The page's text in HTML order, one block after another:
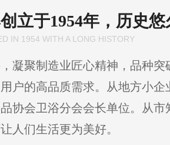
立于1954年，历史悠
IN 1954 WITH A LONG HISTORY
凝聚制造业匠心精神，品种
户的高品质需求。从地方小
协会卫浴分会会长单位。从
人们生活更为美好。